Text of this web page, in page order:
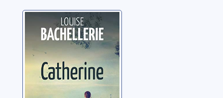
Catherine
Bachellerie, Louise